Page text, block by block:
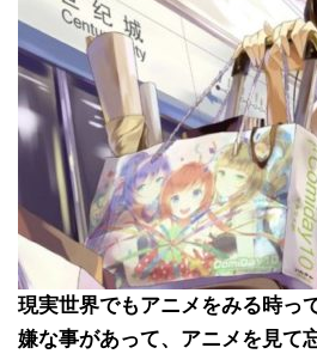
現実世界でもアニメをみる時っ
嫌な事があって、アニメを見て